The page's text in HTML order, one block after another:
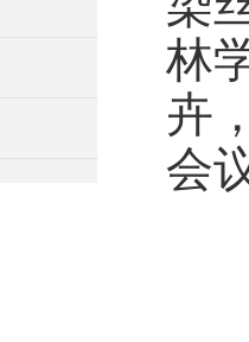
林
卉
会